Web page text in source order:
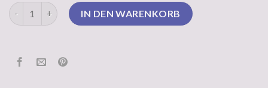
pullover royalblau MengeIN DEN WARENKORB